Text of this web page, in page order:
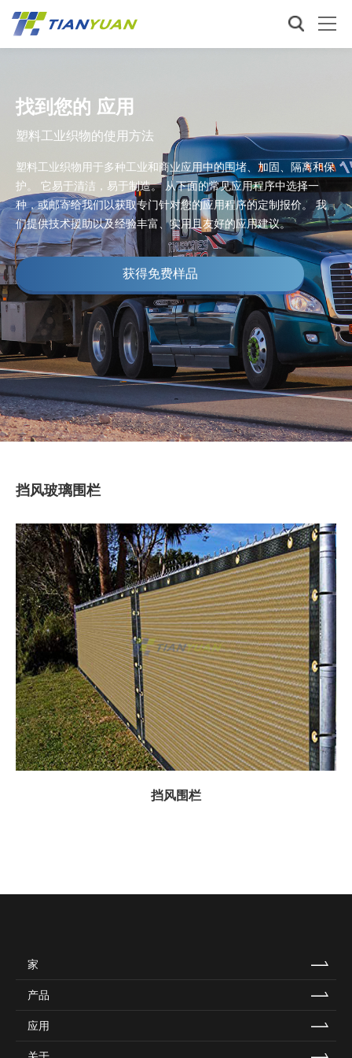
找到您的 应用
塑料工业织物的使用方法
塑料工业织物用于多种工业和商业应用中的围堵、加固、隔离和保
护。 它易于清洁，易于制造。 从下面的常见应用程序中选择一
种，或邮寄给我们以获取专门针对您的应用程序的定制报价。 我
们提供技术援助以及经验丰富、实用且友好的应用建议。
获得免费样品
挡风玻璃围栏
挡风围栏
家
产品
应用